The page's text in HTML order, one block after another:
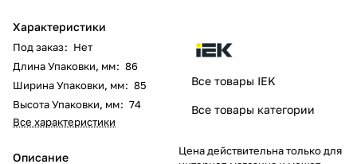
Характеристики
Под заказ: Нет
Длина Упаковки, мм: 86
Ширина Упаковки, мм: 85
Высота Упаковки, мм: 74
Все характеристики
Описание
Все товары IEK
Все товары категории
Цена действительна только для